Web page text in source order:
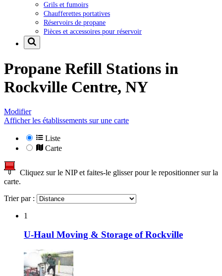
Grils et fumoirs
Chaufferettes portatives
Réservoirs de propane
Pièces et accessoires pour réservoir
Propane Refill Stations in
Rockville Centre, NY
Modifier
Afficher les établissements sur une carte
Liste
Carte
Cliquez sur le NIP et faites-le glisser pour le repositionner sur la
carte.
Trier par :
1
U-Haul Moving & Storage of Rockville